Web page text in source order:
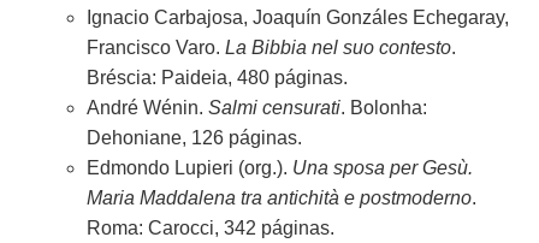
Ignacio Carbajosa, Joaquín Gonzáles Echegaray,
Francisco Varo.La Bibbia nel suo contesto.
Bréscia: Paideia, 480 páginas.
André Wénin.Salmi censurati. Bolonha:
Dehoniane, 126 páginas.
Edmondo Lupieri (org.). Una sposa per Gesù.
Maria Maddalena tra antichità e postmoderno.
Roma: Carocci, 342 páginas.